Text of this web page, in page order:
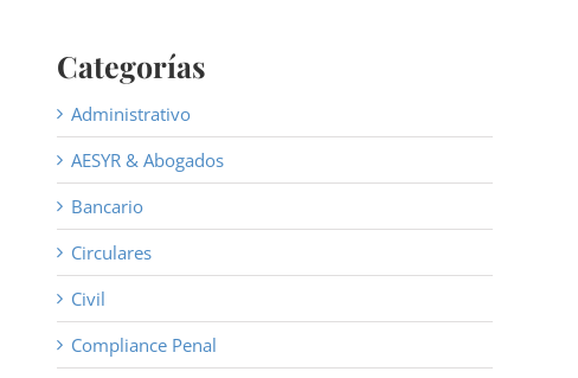
Categorías
Administrativo
AESYR & Abogados
Bancario
Circulares
Civil
Compliance Penal